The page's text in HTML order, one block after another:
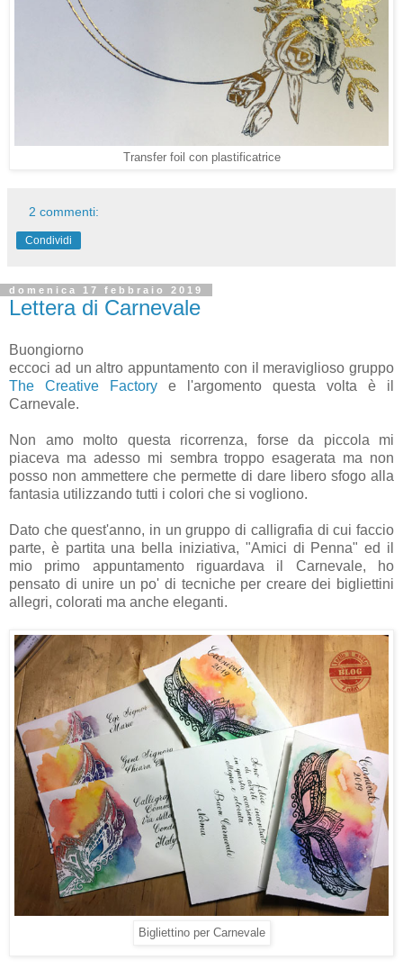
Transfer foil con plastificatrice
2 commenti:
Condividi
domenica 17 febbraio 2019
Lettera di Carnevale
Buongiorno
eccoci ad un altro appuntamento con il meraviglioso gruppo
The Creative Factory e l'argomento questa volta è il
Carnevale.
Non amo molto questa ricorrenza, forse da piccola mi
piaceva ma adesso mi sembra troppo esagerata ma non
posso non ammettere che permette di dare libero sfogo alla
fantasia utilizzando tutti i colori che si vogliono.
Dato che quest'anno, in un gruppo di calligrafia di cui faccio
parte, è partita una bella iniziativa, "Amici di Penna" ed il
mio primo appuntamento riguardava il Carnevale, ho
pensato di unire un po' di tecniche per creare dei bigliettini
allegri, colorati ma anche eleganti.
Bigliettino per Carnevale